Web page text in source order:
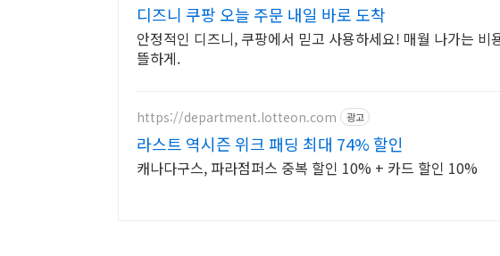
디즈니 쿠팡 오늘 주문 내일 바로 도착
안정적인 디즈니, 쿠팡에서 믿고 사용하세요! 매월 나가는
뜰하게.
https://department.lotteon.com 광고
라스트 역시즌 위크 패딩 최대 74% 할인
캐나다구스, 파라점퍼스 중복 할인 10% + 카드 할인 10%